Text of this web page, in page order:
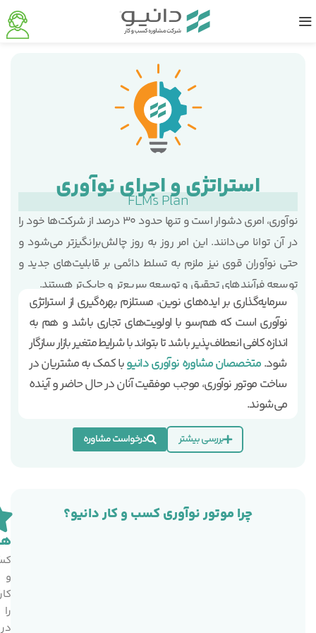
استراتژی و اجرای نوآوری
FLMs Plan
نوآوری، امری دشوار است و تنها حدود 30 درصد از شرکت‌ها خود را
در آن توانا می‌دانند. این امر روز به روز چالش‌برانگیزتر می‌شود و
حتی نوآوران قوی نیز ملزم به تسلط دائمی بر قابلیت‌های جدید و
توسعه فرآیندهای تحقیق و توسعه سریع‌تر و چابک‌تر هستند.
سرمایه‌گذاری بر ایده‌های نوین، مستلزم بهره‌گیری از استراتژی
نوآوری است که هم‌سو با اولویت‌های تجاری باشد و هم به
اندازه کافی انعطاف‌پذیر باشد تا بتواند با شرایط متغیر بازار سازگار
شود.متخصصان مشاوره نوآوری دانیوبا کمک به مشتریان در
ساخت موتور نوآوری، موجب موفقیت آنان در حال حاضر و آینده
می‌شوند.
بررسی بیشتر درخواست مشاوره
چرا موتور نوآوری کسب و کار دانیو؟
و
را
در